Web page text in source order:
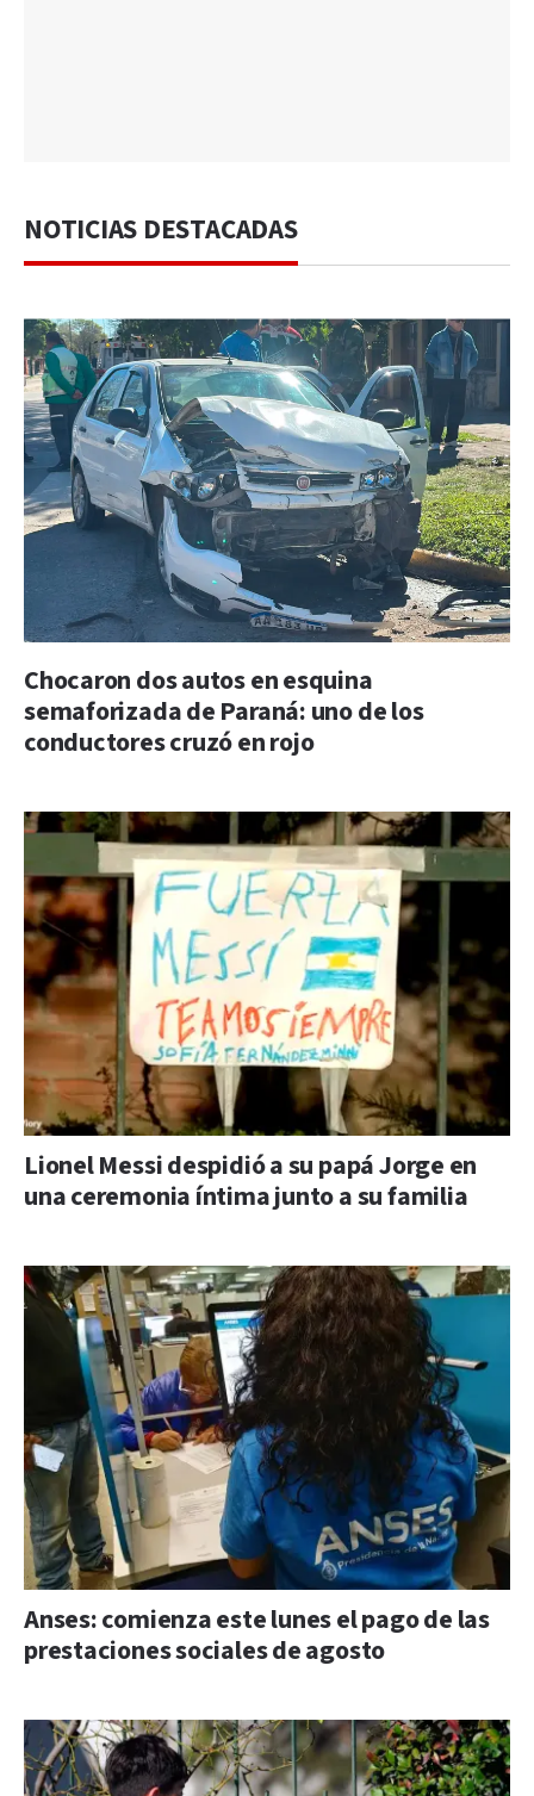
NOTICIAS DESTACADAS
Chocaron dos autos en esquina
semaforizada de Paraná: uno de los
conductores cruzó en rojo
Lionel Messi despidió a su papá Jorge en
una ceremonia íntima junto a su familia
Anses: comienza este lunes el pago de las
prestaciones sociales de agosto